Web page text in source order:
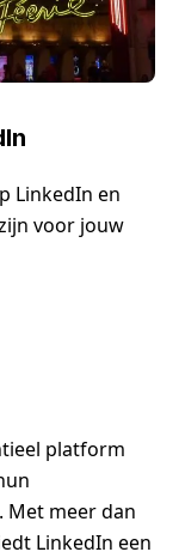
LinkedIn en
voor jouw
platform
Met meer dan
LinkedIn een